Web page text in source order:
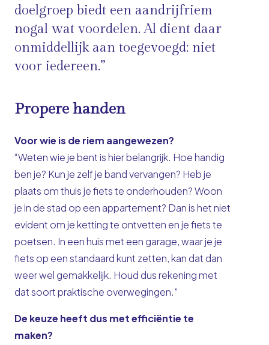
doelgroep biedt een aandrijfriem
nogal wat voordelen. Al dient daar
onmiddellijk aan toegevoegd: niet
voor iedereen.”
Propere handen
Voor wie is de riem aangewezen?
“Weten wie je bent is hier belangrijk. Hoe handig
ben je? Kun je zelf je band vervangen? Heb je
plaats om thuis je fiets te onderhouden? Woon
je in de stad op een appartement? Dan is het niet
evident om je ketting te ontvetten en je fiets te
poetsen. In een huis met een garage, waar je je
fiets op een standaard kunt zetten, kan dat dan
weer wel gemakkelijk. Houd dus rekening met
dat soort praktische overwegingen.”
De keuze heeft dus met efficiëntie te
maken?